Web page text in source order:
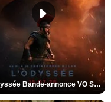
L'Odyssée Bande-annonce VO STFR